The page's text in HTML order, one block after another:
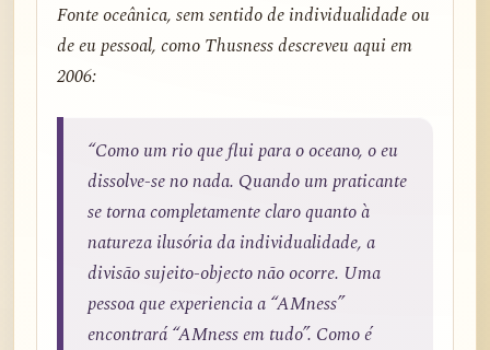
Fonte oceânica, sem sentido de individualidade ou
de eu pessoal, como Thusness descreveu aqui em
2006:
“Como um rio que flui para o oceano, o eu
dissolve-se no nada. Quando um praticante
se torna completamente claro quanto à
natureza ilusória da individualidade, a
divisão sujeito-objecto não ocorre. Uma
pessoa que experiencia a “AMness”
encontrará “AMness em tudo”. Como é